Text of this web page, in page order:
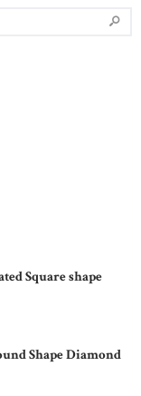
Square shape
Shape Diamond